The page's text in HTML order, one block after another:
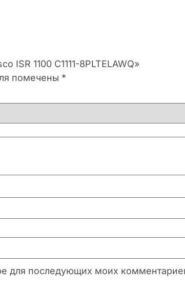
ISR 1100 C1111-8PLTELAWQ»
помечены *
для последующих моих